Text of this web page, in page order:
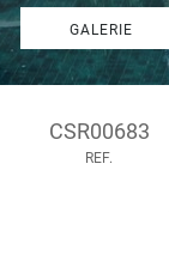
GALERIE
CSR00683
REF.